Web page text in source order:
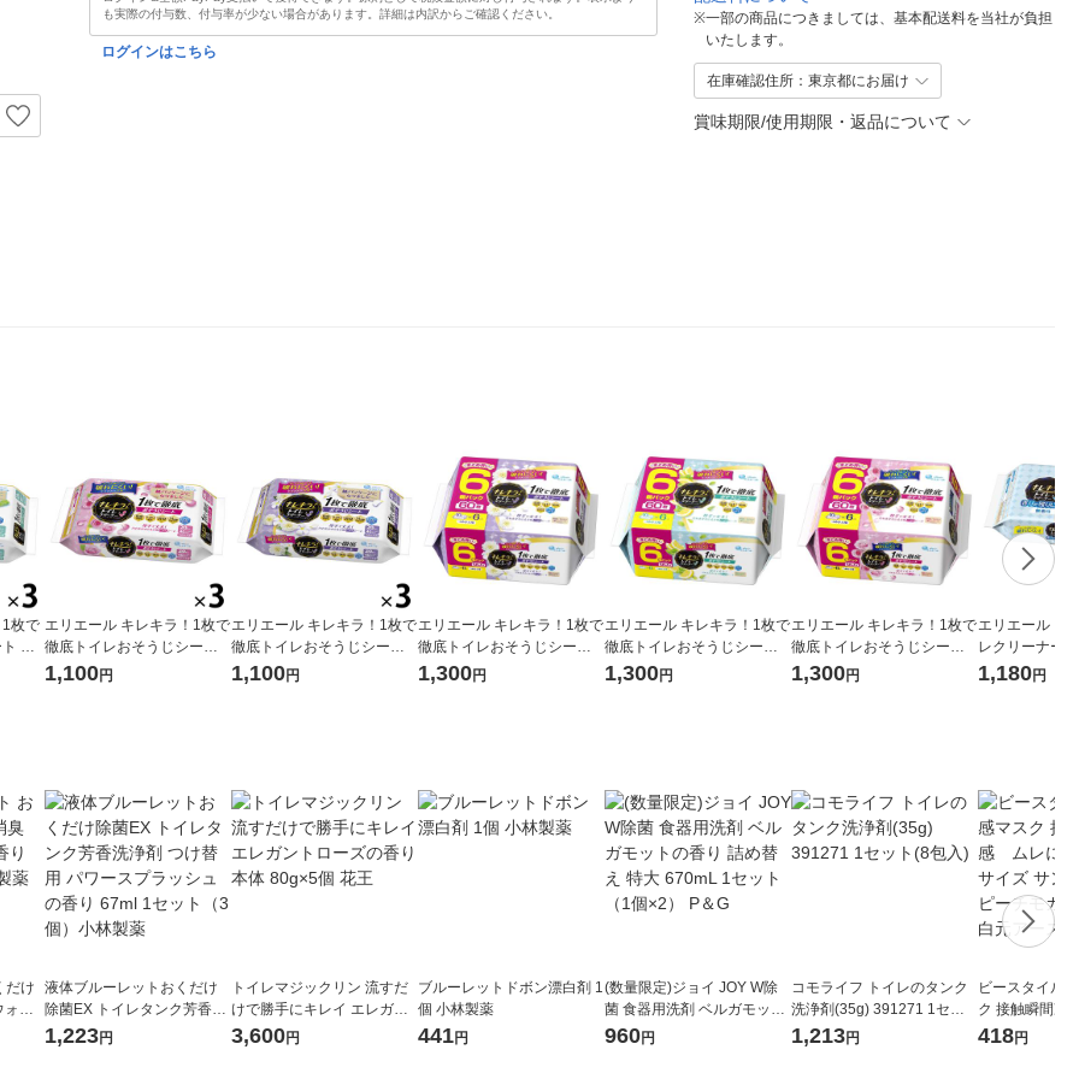
も実際の付与数、付与率が少ない場合があります。詳細は内訳からご確認ください。
ログインはこちら
※一部の商品につきましては、基本配送料を当社が負担
いたします。
在庫確認住所：東京都にお届け
賞味期限/使用期限・返品について
枚で
シ
エリエール キレキラ！1枚で
徹底トイレおそうじシート
ローズ 詰め替え 1セット（3
1,100円
エリエール キレキラ！1枚で
徹底トイレおそうじシート
詰め替え 1セット（20枚入×
1,100円
エリエール キレキラ！1枚で
徹底トイレおそうじシート
詰め替え 大容量 1パック（1
1,300円
エリエール キレキラ！1枚で
徹底トイレおそうじシート
シトラスミント 詰め替え 大
1,300円
エリエール キレキラ！1枚で
徹底トイレおそうじシート
ローズ 詰め替え 大容量 1パ
1,300円
エリエール キ
レクリーナー
うじシート 香
1,180円
だけ
ォッ
液体ブルーレットおくだけ
除菌EX トイレタンク芳香洗
浄剤 つけ替用 パワースプラ
1,223円
トイレマジックリン 流すだ
けで勝手にキレイ エレガン
トローズの香り 本体 80g×5
3,600円
ブルーレットドボン漂白剤 1
個 小林製薬
441円
(数量限定)ジョイ JOY W除
菌 食器用洗剤 ベルガモット
の香り 詰め替え 特大 670mL
960円
コモライフ トイレのタンク
洗浄剤(35g) 391271 1セッ
ト(8包入)
1,213円
ビースタイル
ク 接触瞬間冷
い ふつうサイ
418円